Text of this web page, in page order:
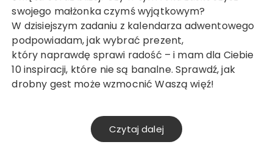
swojego małżonka czymś wyjątkowym?
W dzisiejszym zadaniu z kalendarza adwentowego
podpowiadam, jak wybrać prezent,
który naprawdę sprawi radość – i mam dla Ciebie
10 inspiracji, które nie są banalne. Sprawdź, jak
drobny gest może wzmocnić Waszą więź!
Czytaj dalej